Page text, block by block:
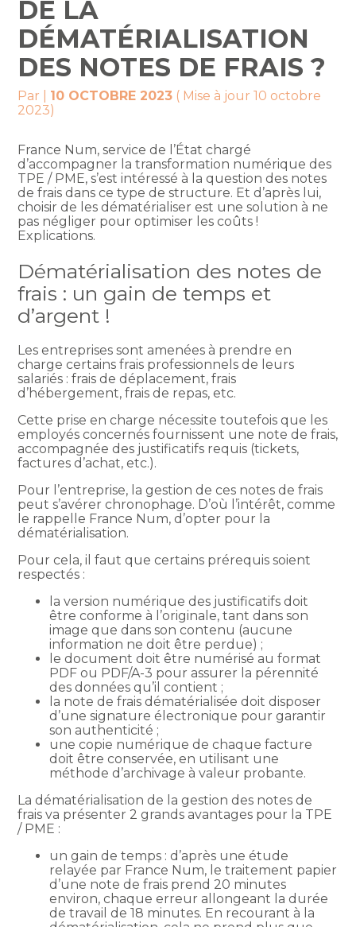
DE LA
DÉMATÉRIALISATION
DES NOTES DE FRAIS ?
Par 10 OCTOBRE 2023 ( Mise à jour 10 octobre
2023)
France Num, service de l’État chargé
d’accompagner la transformation numérique des
TPE / PME, s’est intéressé à la question des notes
de frais dans ce type de structure. Et d’après lui,
choisir de les dématérialiser est une solution à ne
pas négliger pour optimiser les coûts !
Explications.
Dématérialisation des notes de
frais : un gain de temps et
d’argent !
Les entreprises sont amenées à prendre en
charge certains frais professionnels de leurs
salariés : frais de déplacement, frais
d’hébergement, frais de repas, etc.
Cette prise en charge nécessite toutefois que les
employés concernés fournissent une note de frais,
accompagnée des justificatifs requis (tickets,
factures d’achat, etc.).
Pour l’entreprise, la gestion de ces notes de frais
peut s’avérer chronophage. D’où l’intérêt, comme
le rappelle France Num, d’opter pour la
dématérialisation.
Pour cela, il faut que certains prérequis soient
respectés :
la version numérique des justificatifs doit
être conforme à l’originale, tant dans son
image que dans son contenu (aucune
information ne doit être perdue) ;
le document doit être numérisé au format
PDF ou PDF/A-3 pour assurer la pérennité
des données qu’il contient ;
la note de frais dématérialisée doit disposer
d’une signature électronique pour garantir
son authenticité ;
une copie numérique de chaque facture
doit être conservée, en utilisant une
méthode d’archivage à valeur probante.
La dématérialisation de la gestion des notes de
frais va présenter 2 grands avantages pour la TPE
/ PME :
un gain de temps : d’après une étude
relayée par France Num, le traitement papier
d’une note de frais prend 20 minutes
environ, chaque erreur allongeant la durée
de travail de 18 minutes. En recourant à la